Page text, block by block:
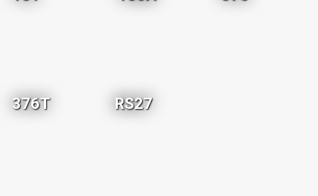
376T RS27